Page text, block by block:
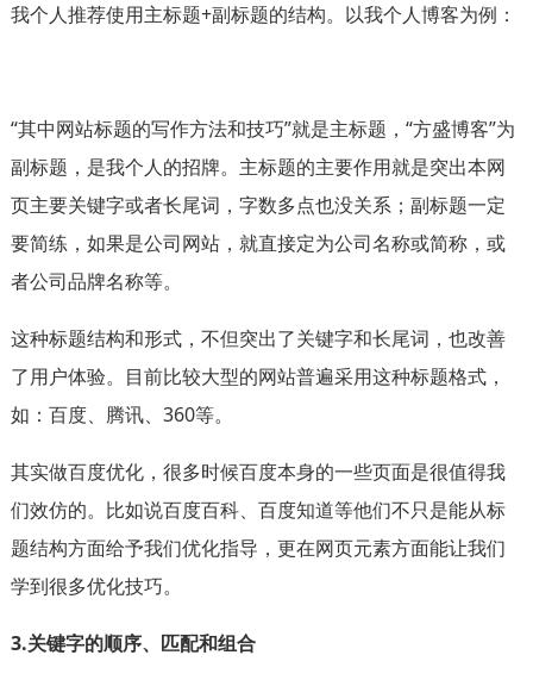
我个人推荐使用主标题+副标题的结构。以我个人博客为例：
“其中网站标题的写作方法和技巧”就是主标题，“方盛博客”为
副标题，是我个人的招牌。主标题的主要作用就是突出本网
页主要关键字或者长尾词，字数多点也没关系；副标题一定
要简练，如果是公司网站，就直接定为公司名称或简称，或
者公司品牌名称等。
这种标题结构和形式，不但突出了关键字和长尾词，也改善
了用户体验。目前比较大型的网站普遍采用这种标题格式，
如：百度、腾讯、360等。
其实做百度优化，很多时候百度本身的一些页面是很值得我
们效仿的。比如说百度百科、百度知道等他们不只是能从标
题结构方面给予我们优化指导，更在网页元素方面能让我们
学到很多优化技巧。
3.关键字的顺序、匹配和组合